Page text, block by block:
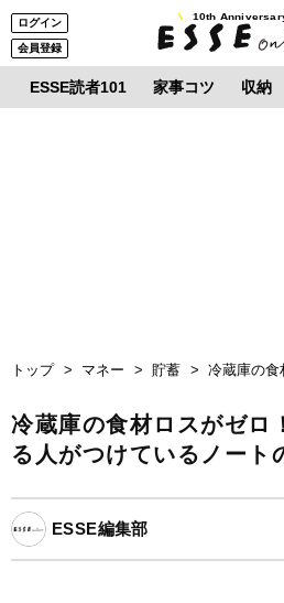
ログイン
会員登録
10th
ESSE読者101 家事コツ 収納
トップ マネー 貯蓄 冷蔵庫の食
冷蔵庫の食材ロスがゼロ
る人がつけているノート
ESSE編集部